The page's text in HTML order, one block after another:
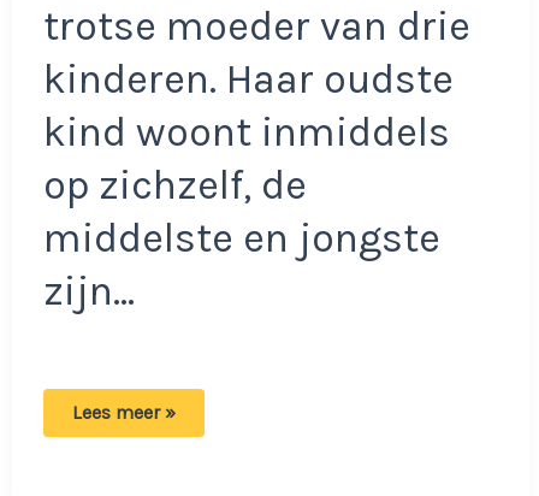
trotse moeder van drie
kinderen. Haar oudste
kind woont inmiddels
op zichzelf, de
middelste en jongste
zijn…
Helen
Lees meer »